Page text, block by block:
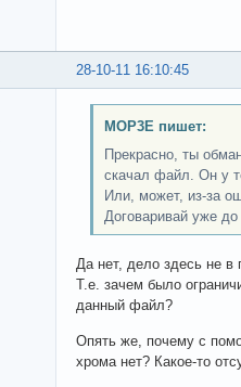
28-10-11 16:10:45
MOP3E пишет:
Прекрасно, ты
скачал файл. Он у
Или, может, из-за
Договаривай уже до
Да нет, дело здесь не
Т.е. зачем было
данный файл?
Опять же, почему с
хрома нет? Какое-то